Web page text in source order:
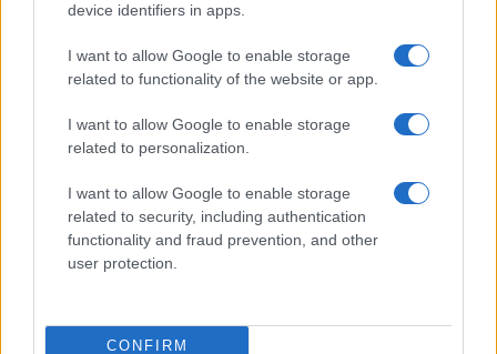
device identifiers in apps.
I want to allow Google to enable storage
related to functionality of the website or app.
I want to allow Google to enable storage
related to personalization.
I want to allow Google to enable storage
related to security, including authentication
functionality and fraud prevention, and other
user protection.
CONFIRM
CHI SIAMO CONTATTI PUBBLICITÀ LAVORA CON NOI
OTTO CHANNEL
Iscritto al Registro degli Operatori di Comunicazione n. 37512
© Riproduzione Riservata – Ne è consentita esclusivamente una